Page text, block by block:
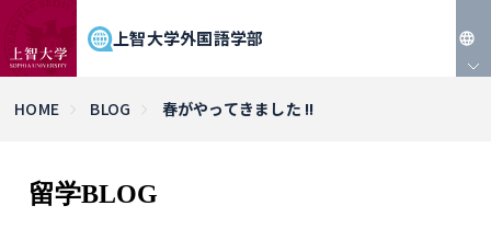
上智大学外国語学部
HOME BLOG 春がやってきました !!
留学BLOG